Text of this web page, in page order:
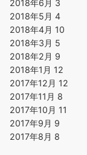
2018年6月 3
2018年5月 4
2018年4月 10
2018年3月 5
2018年2月 9
2018年1月 12
2017年12月 12
2017年11月 8
2017年10月 11
2017年9月 9
2017年8月 8